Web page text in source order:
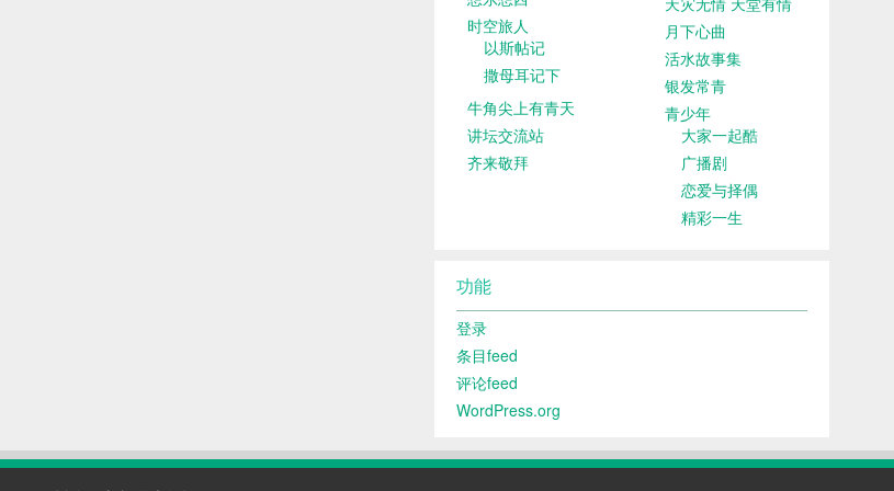
时空旅人
以斯帖记
撒母耳记下
牛角尖上有青天
讲坛交流站
齐来敬拜
月下心曲
活水故事集
银发常青
青少年
大家一起酷
广播剧
恋爱与择偶
精彩一生
功能
登录
条目feed
评论feed
WordPress.org